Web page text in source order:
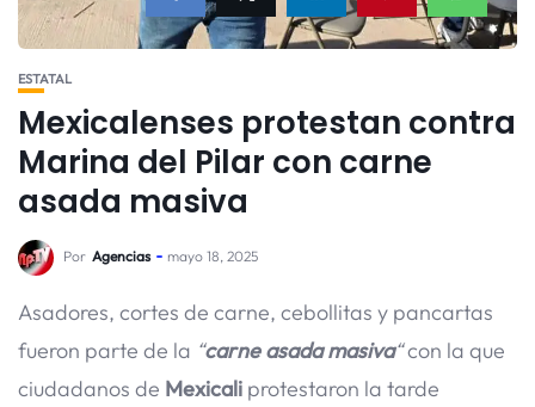
ESTATAL
Mexicalenses protestan contra
Marina del Pilar con carne
asada masiva
Por Agencias mayo 18, 2025
Asadores, cortes de carne, cebollitas y pancartas
fueron parte de la “carne asada masiva“con la que
ciudadanos de Mexicali protestaron la tarde